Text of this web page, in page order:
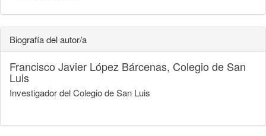
Biografía del autor/a
Francisco Javier López Bárcenas, Colegio de San
Luis
Investigador del Colegio de San Luis